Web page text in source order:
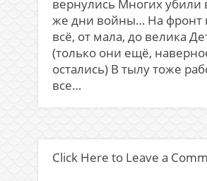
вернулись Многих убили
же дни войны… На фронт
всё, от мала, до велика
(только они ещё,
остались) В тылу тоже
все…
Click Here to Leave a